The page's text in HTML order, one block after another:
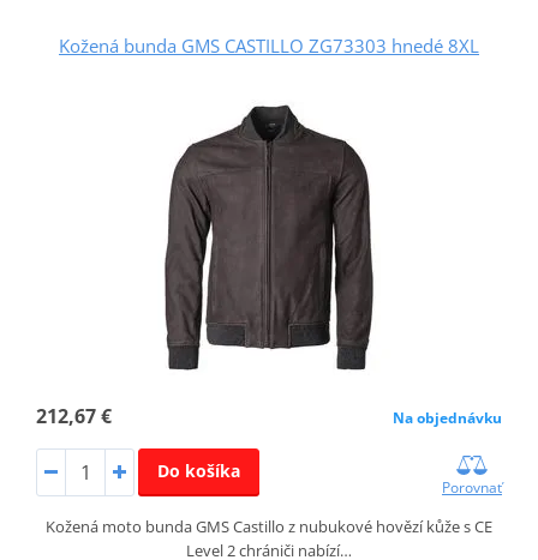
Kožená bunda GMS CASTILLO ZG73303 hnedé 8XL
212,67 € Na objednávku
Do košíka
Porovnať
Kožená moto bunda GMS Castillo z nubukové hovězí kůže s CE
Level 2 chrániči nabízí…